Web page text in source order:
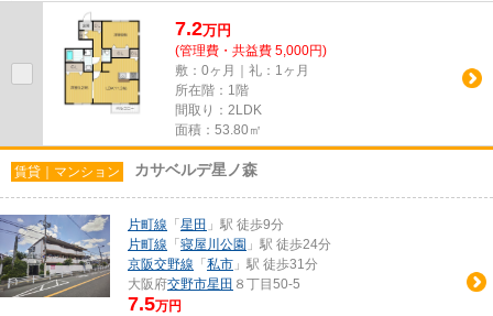
7.2万円
(管理費・共益費 5,000円)
敷：0ヶ月｜礼：1ヶ月
所在階：1階
間取り：2LDK
面積：53.80㎡
賃貸｜マンション カサベルデ星ノ森
片町線 「 星田 」駅 徒歩9分
片町線 「 寝屋川公園 」駅 徒歩24分
京阪交野線 「 私市 」駅 徒歩31分
大阪府交野市星田 ８丁目50-5
7.5万円